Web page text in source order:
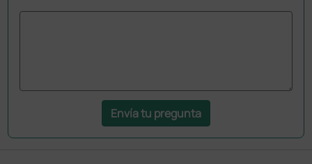
Envía tu pregunta